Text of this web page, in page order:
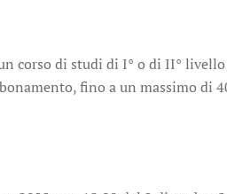
corso di studi di I° o di II°
fino a un massimo di